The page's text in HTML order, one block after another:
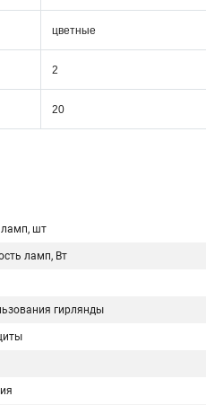
цветные
2
20
ламп, шт
ламп, Вт
гирлянды